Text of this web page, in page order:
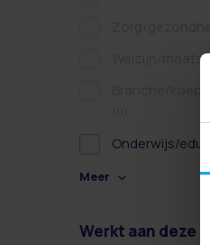
Welzijn/
Branche/
Onderwijs/
Meer
Werkt aan deze